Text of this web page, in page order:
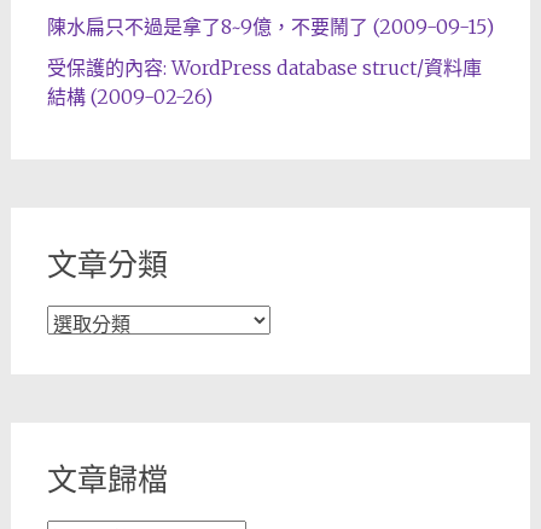
陳水扁只不過是拿了8~9億，不要鬧了 (2009-09-15)
受保護的內容: WordPress database struct/資料庫
結構 (2009-02-26)
文章分類
文
文章歸檔